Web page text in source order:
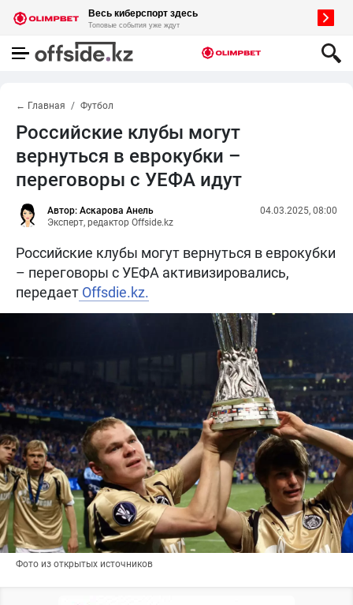
← Главная Футбол
Российские клубы могут
вернуться в еврокубки –
переговоры с УЕФА идут
Автор: Аскарова Анель
Эксперт, редактор Offside.kz
04.03.2025, 08:00
Российские клубы могут вернуться в еврокубки
– переговоры с УЕФА активизировались,
передает Offsdie.kz.
Фото из открытых источников